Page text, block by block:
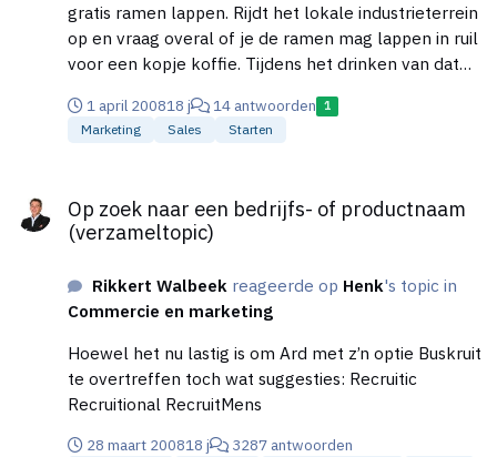
gratis ramen lappen. Rijdt het lokale industrieterrein
op en vraag overal of je de ramen mag lappen in ruil
voor een kopje koffie. Tijdens het drinken van dat
kaartje/folder achter te laten en te informeren of
ze niet toe zijn aan een nieuwe glazenwasser. Je
schoon industriebedrijf”, een mooie kop voor de
lokale krant. Maak foto’s van je actie en gebruik die
iets origineels. Iets dat opvalt. Reken maar dat dit
soort acties ‘blijven hangen’.
1 april 200818 j 14 antwoorden 1
Marketing Sales Starten
Op zoek naar een bedrijfs- of productnaam
(verzameltopic)
Rikkert Walbeek reageerde op Henk's topic in
Commercie en marketing
Hoewel het nu lastig is om Ard met z’n optie Buskruit
te overtreffen toch wat suggesties: Recruitic
Recruitional RecruitMens
28 maart 200818 j 3287 antwoorden